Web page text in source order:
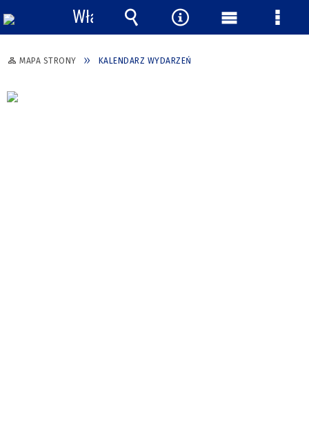
MAPA STRONY KALENDARZ WYDARZEŃ
Włącz
powiadomienia
Wyszukiwarka
Narzędzia
Menu Menu